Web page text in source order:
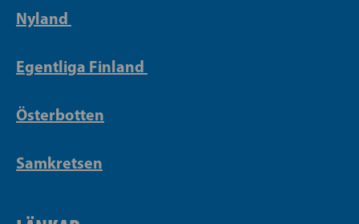
Nyland
Egentliga Finland
Österbotten
Samkretsen